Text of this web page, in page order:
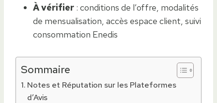
À vérifier : conditions de l’offre, modalités
de mensualisation, accès espace client, suivi
consommation Enedis
Sommaire
Notes et Réputation sur les Plateformes
d’Avis